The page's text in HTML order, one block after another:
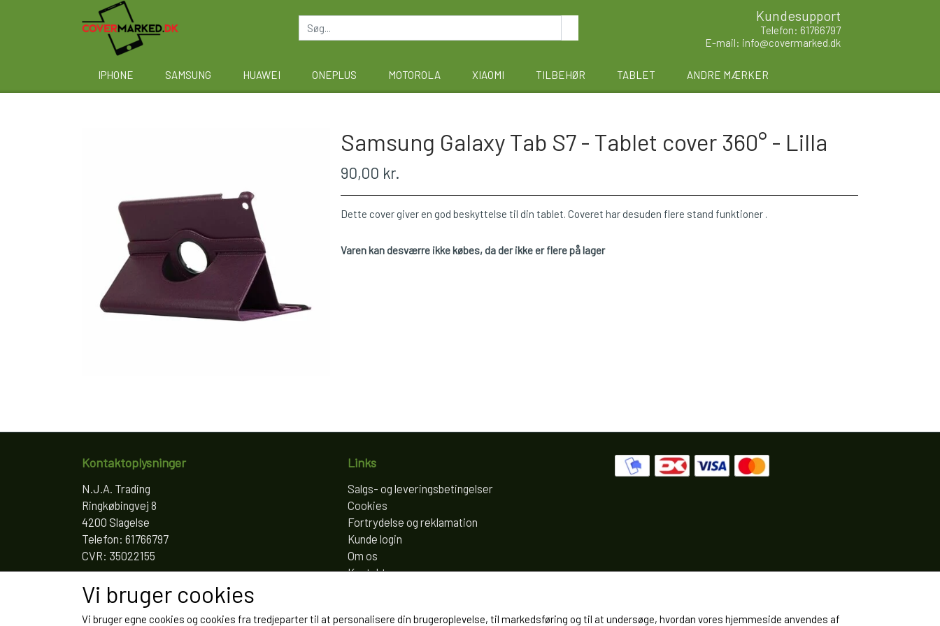
Kundesupport
Telefon: 61766797
E-mail: info@covermarked.dk
IPHONE SAMSUNG HUAWEI ONEPLUS MOTOROLA XIAOMI TILBEHØR TABLET ANDRE MÆRKER
Samsung Galaxy Tab S7 - Tablet cover 360° - Lilla
90,00 kr.
Dette cover giver en god beskyttelse til din tablet. Coveret har desuden flere stand funktioner .
Varen kan desværre ikke købes, da der ikke er flere på lager
Kontaktoplysninger
N.J.A. Trading
Ringkøbingvej 8
4200 Slagelse
Telefon: 61766797
CVR: 35022155
Links
Salgs- og leveringsbetingelser
Cookies
Fortrydelse og reklamation
Kunde login
Om os
Kontakt
Vi bruger cookies
Vi bruger egne cookies og cookies fra tredjeparter til at personalisere din brugeroplevelse, til markedsføring og til at undersøge, hvordan vores hjemmeside anvendes af